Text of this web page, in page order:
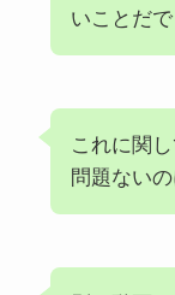
いことだで
これに関
問題ない